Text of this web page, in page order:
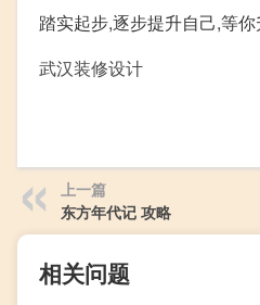
踏实起步,逐步提升自己,等你
武汉装修设计
上一篇
东方年代记 攻略
相关问题